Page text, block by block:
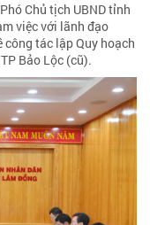
Chủ tịch UBND tỉnh
việc với lãnh đạo
công tác lập Quy hoạch
Bảo Lộc (cũ).